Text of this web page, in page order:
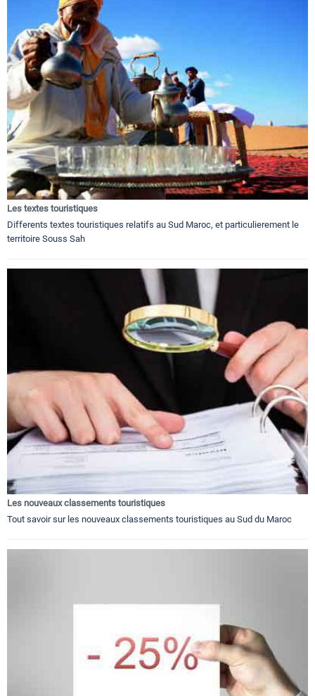
Les textes touristiques
Differents textes touristiques relatifs au Sud Maroc, et particulierement le
territoire Souss Sah
Les nouveaux classements touristiques
Tout savoir sur les nouveaux classements touristiques au Sud du Maroc